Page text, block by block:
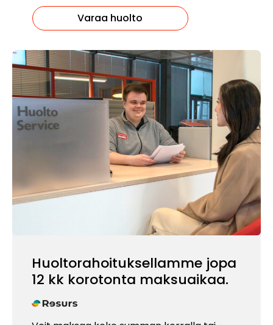
Varaa huolto
Huoltorahoituksellamme jopa
12 kk korotonta maksuaikaa.